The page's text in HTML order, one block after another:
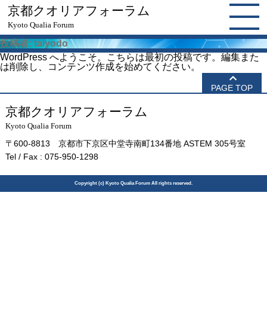
京都クオリアフォーラム
Kyoto Qualia Forum
投稿者: taiyodo
WordPress へようこそ。こちらは最初の投稿です。編集また
は削除し、コンテンツ作成を始めてください。
PAGE TOP
京都クオリアフォーラム
Kyoto Qualia Forum
〒600-8813 京都市下京区中堂寺南町134番地 ASTEM 305号室
Tel / Fax : 075-950-1298
Copyright (c) Kyoto Qualia Forum All rights reserved.